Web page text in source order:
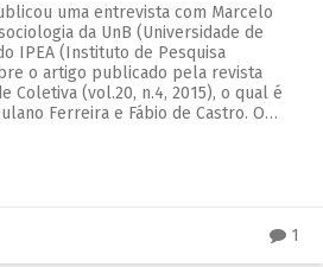
uma entrevista com Marcelo
da UnB (Universidade de
IPEA (Instituto de Pesquisa
o artigo publicado pela revista
Coletiva (vol.20, n.4, 2015), o qual é
Ferreira e Fábio de Castro. O…
1